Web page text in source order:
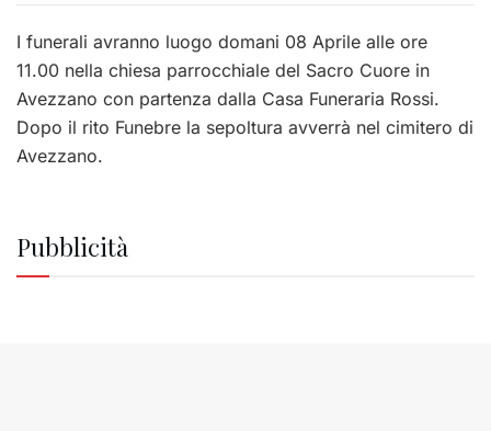
I funerali avranno luogo domani 08 Aprile alle ore
11.00 nella chiesa parrocchiale del Sacro Cuore in
Avezzano con partenza dalla Casa Funeraria Rossi.
Dopo il rito Funebre la sepoltura avverrà nel cimitero di
Avezzano.
Pubblicità